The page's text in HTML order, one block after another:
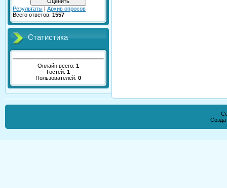
Результаты | Архив опросов
Всего ответов: 1557
Статистика
Онлайн всего: 1
Гостей: 1
Пользователей: 0